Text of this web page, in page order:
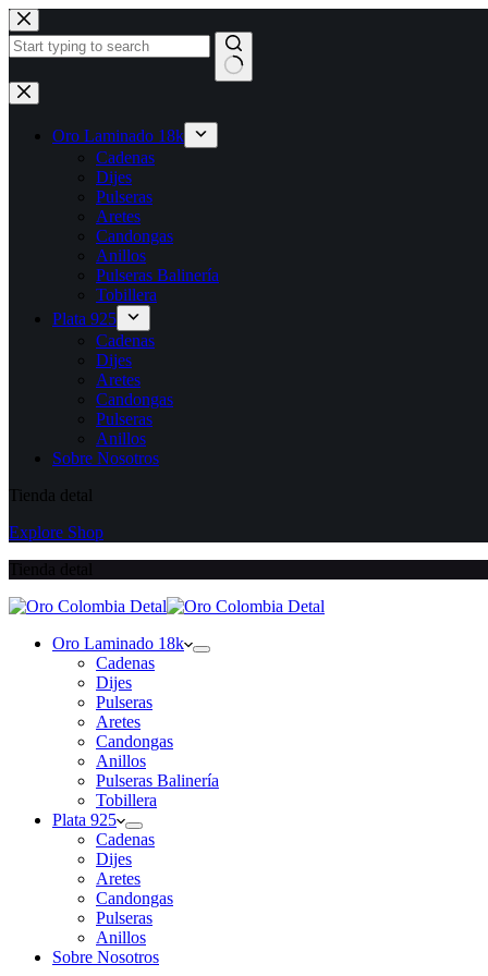
Saltar
al
contenido
Sin
resultados
Oro Laminado 18k
Cadenas
Dijes
Pulseras
Aretes
Candongas
Anillos
Pulseras Balinería
Tobillera
Plata 925
Cadenas
Dijes
Aretes
Candongas
Pulseras
Anillos
Sobre Nosotros
Tienda detal
Explore Shop
Oro Laminado 18k
Cadenas
Dijes
Pulseras
Aretes
Candongas
Anillos
Pulseras Balinería
Tobillera
Plata 925
Cadenas
Dijes
Aretes
Candongas
Pulseras
Anillos
Sobre Nosotros